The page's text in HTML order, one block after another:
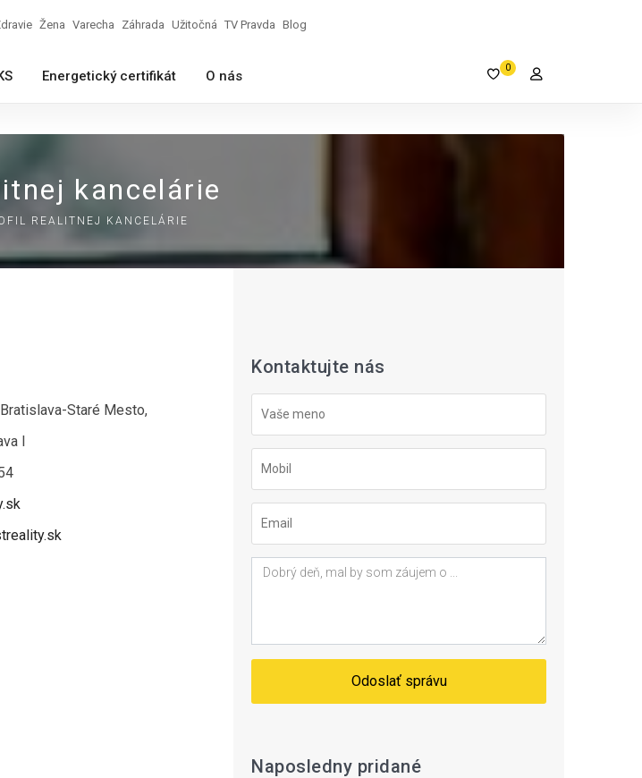
Žena Varecha Záhrada Užitočná TV Pravda Blog
Energetický certifikát O nás
0
kancelárie
REALITNEJ KANCELÁRIE
Staré Mesto,
I
Kontaktujte nás
Odoslať správu
Naposledny pridané